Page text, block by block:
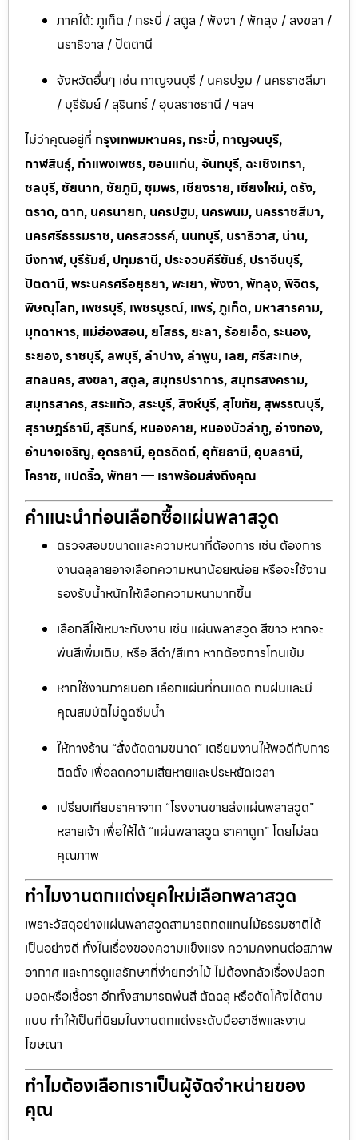
ภาคใต้: ภูเก็ต / กระบี่ / สตูล / พังงา / พัทลุง / สงขลา /
นราธิวาส / ปัตตานี
จังหวัดอื่นๆ เช่น กาญจนบุรี / นครปฐม / นครราชสีมา
/ บุรีรัมย์ / สุรินทร์ / อุบลราชธานี / ฯลฯ
ไม่ว่าคุณอยู่ที่ กรุงเทพมหานคร, กระบี่, กาญจนบุรี,
กาฬสินธุ์, กำแพงเพชร, ขอนแก่น, จันทบุรี, ฉะเชิงเทรา,
ชลบุรี, ชัยนาท, ชัยภูมิ, ชุมพร, เชียงราย, เชียงใหม่, ตรัง,
ตราด, ตาก, นครนายก, นครปฐม, นครพนม, นครราชสีมา,
นครศรีธรรมราช, นครสวรรค์, นนทบุรี, นราธิวาส, น่าน,
บึงกาฬ, บุรีรัมย์, ปทุมธานี, ประจวบคีรีขันธ์, ปราจีนบุรี,
ปัตตานี, พระนครศรีอยุธยา, พะเยา, พังงา, พัทลุง, พิจิตร,
พิษณุโลก, เพชรบุรี, เพชรบูรณ์, แพร่, ภูเก็ต, มหาสารคาม,
มุกดาหาร, แม่ฮ่องสอน, ยโสธร, ยะลา, ร้อยเอ็ด, ระนอง,
ระยอง, ราชบุรี, ลพบุรี, ลำปาง, ลำพูน, เลย, ศรีสะเกษ,
สกลนคร, สงขลา, สตูล, สมุทรปราการ, สมุทรสงคราม,
สมุทรสาคร, สระแก้ว, สระบุรี, สิงห์บุรี, สุโขทัย, สุพรรณบุรี,
สุราษฎร์ธานี, สุรินทร์, หนองคาย, หนองบัวลำภู, อ่างทอง,
อำนาจเจริญ, อุดรธานี, อุตรดิตถ์, อุทัยธานี, อุบลธานี,
โคราช, แปดริ้ว, พัทยา — เราพร้อมส่งถึงคุณ
คำแนะนำก่อนเลือกซื้อแผ่นพลาสวูด
ตรวจสอบขนาดและความหนาที่ต้องการ เช่น ต้องการ
งานฉลุลายอาจเลือกความหนาน้อยหน่อย หรือจะใช้งาน
รองรับน้ำหนักให้เลือกความหนามากขึ้น
เลือกสีให้เหมาะกับงาน เช่น แผ่นพลาสวูด สีขาว หากจะ
พ่นสีเพิ่มเติม, หรือ สีดำ/สีเทา หากต้องการโทนเข้ม
หากใช้งานภายนอก เลือกแผ่นที่ทนแดด ทนฝนและมี
คุณสมบัติไม่ดูดซึมน้ำ
ให้ทางร้าน “สั่งตัดตามขนาด” เตรียมงานให้พอดีกับการ
ติดตั้ง เพื่อลดความเสียหายและประหยัดเวลา
เปรียบเทียบราคาจาก “โรงงานขายส่งแผ่นพลาสวูด”
หลายเจ้า เพื่อให้ได้ “แผ่นพลาสวูด ราคาถูก” โดยไม่ลด
คุณภาพ
ทำไมงานตกแต่งยุคใหม่เลือกพลาสวูด
เพราะวัสดุอย่างแผ่นพลาสวูดสามารถทดแทนไม้ธรรมชาติได้
เป็นอย่างดี ทั้งในเรื่องของความแข็งแรง ความคงทนต่อสภาพ
อากาศ และการดูแลรักษาที่ง่ายกว่าไม้ ไม่ต้องกลัวเรื่องปลวก
มอดหรือเชื้อรา อีกทั้งสามารถพ่นสี ตัดฉลุ หรือดัดโค้งได้ตาม
แบบ ทำให้เป็นที่นิยมในงานตกแต่งระดับมืออาชีพและงาน
โฆษณา
ทำไมต้องเลือกเราเป็นผู้จัดจำหน่ายของ
คุณ